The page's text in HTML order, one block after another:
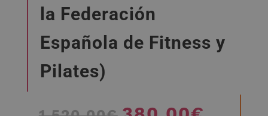
la Federación
Española de Fitness y
Pilates)
El